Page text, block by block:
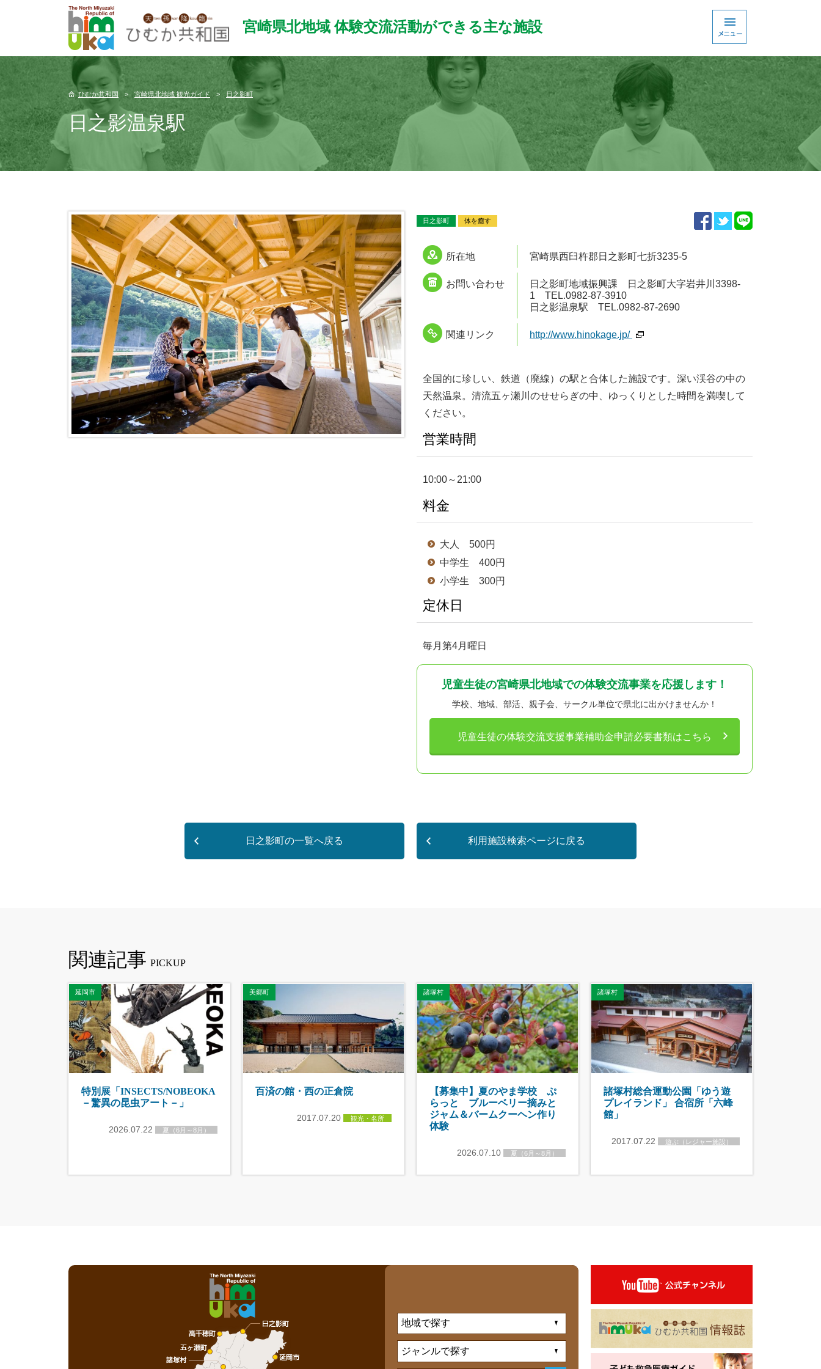
宮崎県北地域 体験交流活動ができる主な施設
ひむか共和国 宮崎県北地域 観光ガイド 日之影町
日之影温泉駅
日之影町 体を癒す
所在地 宮崎県西臼杵郡日之影町七折3235-5
お問い合わせ
日之影町地域振興課 日之影町大字岩井川3398-
1 TEL.0982-87-3910
日之影温泉駅 TEL.0982-87-2690
関連リンク http://www.hinokage.jp/
全国的に珍しい、鉄道（廃線）の駅と合体した施設です。深い渓谷の中の
天然温泉。清流五ヶ瀬川のせせらぎの中、ゆっくりとした時間を満喫して
ください。
営業時間
10:00～21:00
料金
大人 500円
中学生 400円
小学生 300円
定休日
毎月第4月曜日
児童生徒の宮崎県北地域での体験交流事業を応援します！
学校、地域、部活、親子会、サークル単位で県北に出かけませんか！
児童生徒の体験交流支援事業補助金申請必要書類はこちら
日之影町 利用施設検索ページに戻る
関連記事
延岡市
特別展「INSECTS/NOBEOKA
－驚異の昆虫アート－」
2026.07.22 夏（6月～8月）
美郷町
百済の館・西の正倉院
2017.07.20 観光・名所
諸塚村
【募集中】夏のやま学校 ぷ
らっと ブルーベリー摘みと
ジャム＆バームクーヘン作り
体験
2026.07.10 夏（6月～8月）
諸塚村
諸塚村総合運動公園「ゆう遊
プレイランド」 合宿所「六峰
館」
2017.07.22 遊ぶ（レジャー施設）